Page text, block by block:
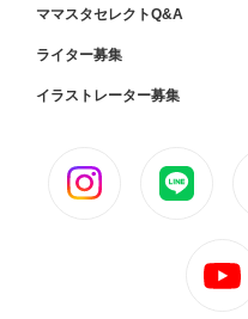
ママスタセレクトQ&A
ライター募集
イラストレーター募集